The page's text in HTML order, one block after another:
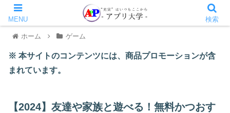
ホーム ゲーム
※ 本サイトのコンテンツには、商品プロモーションが含
まれています。
【2024】友達や家族と遊べる！無料かつおす
MENU 検索